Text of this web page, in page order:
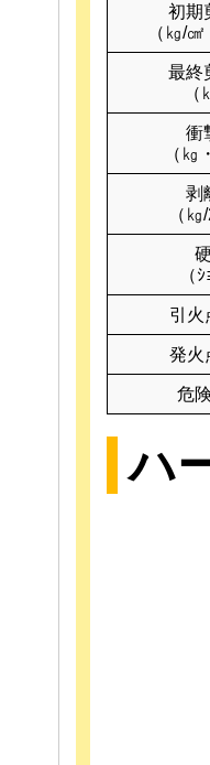
初期
（㎏/
最終
（
衝
（㎏
剥
（㎏
（
引火
発火
危
ハ